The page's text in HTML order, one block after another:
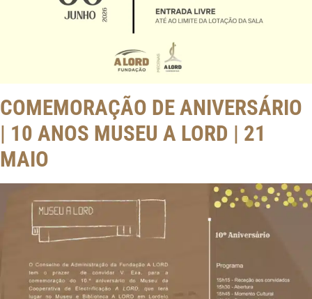
COMEMORAÇÃO DE ANIVERSÁRIO
| 10 ANOS MUSEU A LORD | 21
MAIO